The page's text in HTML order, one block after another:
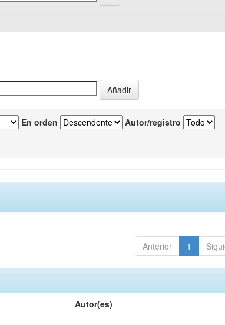
En orden Autor/registro
Anterior 1
Autor(es)